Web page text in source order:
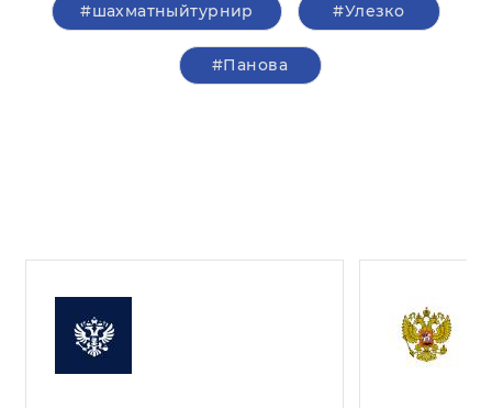
#шахматныйтурнир #Улезко
#Панова